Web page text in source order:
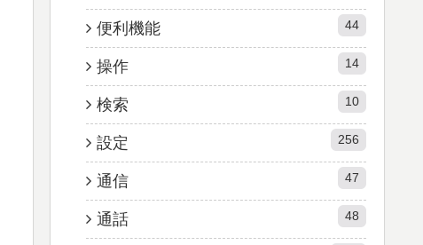
便利機能 44
操作 14
検索 10
設定 256
通信 47
通話 48